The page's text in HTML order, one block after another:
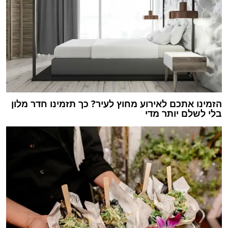
הזמינו אתכם לאירוע מחוץ לעיר? כך תזמינו חדר מלון
בלי לשלם יותר מדי